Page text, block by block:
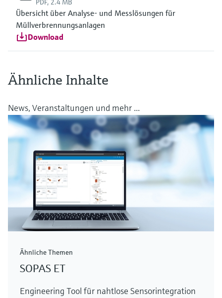
Übersicht über Analyse- und Messlösungen für
Müllverbrennungsanlagen
Download
Ähnliche Inhalte
News, Veranstaltungen und mehr ...
Ähnliche Themen
SOPAS ET
Engineering Tool für nahtlose Sensorintegration